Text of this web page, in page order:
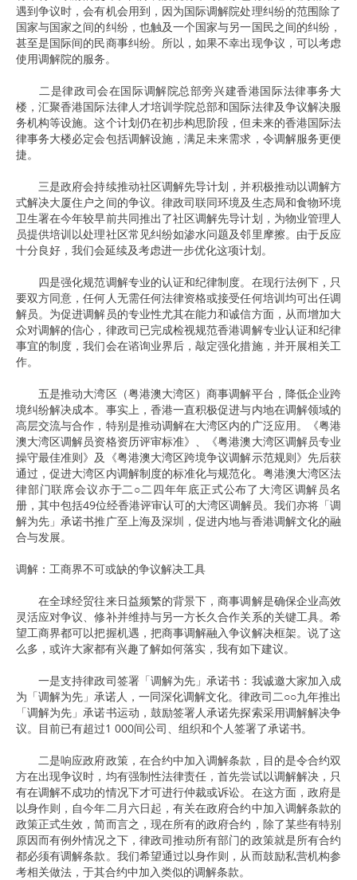
遇到争议时，会有机会用到，因为国际调解院处理纠纷的范围除了
国家与国家之间的纠纷，也触及一个国家与另一国民之间的纠纷，
甚至是国际间的民商事纠纷。所以，如果不幸出现争议，可以考虑
使用调解院的服务。
二是律政司会在国际调解院总部旁兴建香港国际法律事务大
楼，汇聚香港国际法律人才培训学院总部和国际法律及争议解决服
务机构等设施。这个计划仍在初步构思阶段，但未来的香港国际法
律事务大楼必定会包括调解设施，满足未来需求，令调解服务更便
捷。
三是政府会持续推动社区调解先导计划，并积极推动以调解方
式解决大厦住户之间的争议。律政司联同环境及生态局和食物环境
卫生署在今年较早前共同推出了社区调解先导计划，为物业管理人
员提供培训以处理社区常见纠纷如渗水问题及邻里摩擦。由于反应
十分良好，我们会延续及考虑进一步优化这项计划。
四是强化规范调解专业的认证和纪律制度。在现行法例下，只
要双方同意，任何人无需任何法律资格或接受任何培训均可出任调
解员。为促进调解员的专业性尤其在能力和诚信方面，从而增加大
众对调解的信心，律政司已完成检视规范香港调解专业认证和纪律
事宜的制度，我们会在谘询业界后，敲定强化措施，并开展相关工
作。
五是推动大湾区（粤港澳大湾区）商事调解平台，降低企业跨
境纠纷解决成本。事实上，香港一直积极促进与内地在调解领域的
高层交流与合作，特别是推动调解在大湾区内的广泛应用。《粤港
澳大湾区调解员资格资历评审标准》、《粤港澳大湾区调解员专业
操守最佳准则》及《粤港澳大湾区跨境争议调解示范规则》先后获
通过，促进大湾区内调解制度的标准化与规范化。粤港澳大湾区法
律部门联席会议亦于二○二四年年底正式公布了大湾区调解员名
册，其中包括49位经香港评审认可的大湾区调解员。我们亦将「调
解为先」承诺书推广至上海及深圳，促进内地与香港调解文化的融
合与发展。
调解：工商界不可或缺的争议解决工具
在全球经贸往来日益频繁的背景下，商事调解是确保企业高效
灵活应对争议、修补并维持与另一方长久合作关系的关键工具。希
望工商界都可以把握机遇，把商事调解融入争议解决框架。说了这
么多，或许大家都有兴趣了解如何落实，我有如下建议。
一是支持律政司签署「调解为先」承诺书：我诚邀大家加入成
为「调解为先」承诺人，一同深化调解文化。律政司二○○九年推出
「调解为先」承诺书运动，鼓励签署人承诺先探索采用调解解决争
议。目前已有超过1 000间公司、组织和个人签署了承诺书。
二是响应政府政策，在合约中加入调解条款，目的是令合约双
方在出现争议时，均有强制性法律责任，首先尝试以调解解决，只
有在调解不成功的情况下才可进行仲裁或诉讼。在这方面，政府是
以身作则，自今年二月六日起，有关在政府合约中加入调解条款的
政策正式生效，简而言之，现在所有的政府合约，除了某些有特别
原因而有例外情况之下，律政司推动所有部门的政策就是所有合约
都必须有调解条款。我们希望通过以身作则，从而鼓励私营机构参
考相关做法，于其合约中加入类似的调解条款。